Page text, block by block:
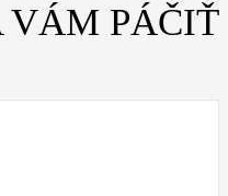
VÁM PÁČIŤ